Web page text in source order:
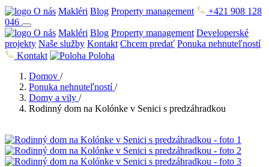
O nás Makléri Blog Property management
+421 908 128
046
O nás Makléri Blog Property management Developerské
projekty Naše služby Kontakt Chcem predať Ponuka nehnuteľností
Kontakt
Poloha
Domov /
Ponuka nehnuteľností /
Domy a vily /
Rodinný dom na Kolónke v Senici s predzáhradkou